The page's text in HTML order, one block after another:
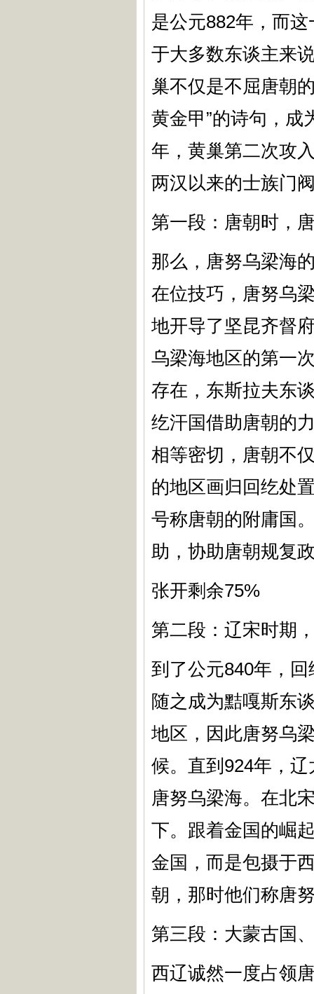
是公元882年，而
于大多数东谈主来
巢不仅是不屈唐朝
黄金甲”的诗句，成
年，黄巢第二次攻
两汉以来的士族门
第一段：唐朝时，
那么，唐努乌梁海
在位技巧，唐努乌
地开导了坚昆齐督
乌梁海地区的第一
存在，东斯拉夫东
纥汗国借助唐朝的
相等密切，唐朝不
的地区画归回纥处
号称唐朝的附庸国
助，协助唐朝规复
张开剩余75%
第二段：辽宋时期
到了公元840年，
随之成为黠嘎斯东
地区，因此唐努乌
候。直到924年，
唐努乌梁海。在北
下。跟着金国的崛
金国，而是包摄于
朝，那时他们称唐
第三段：大蒙古国
西辽诚然一度占领